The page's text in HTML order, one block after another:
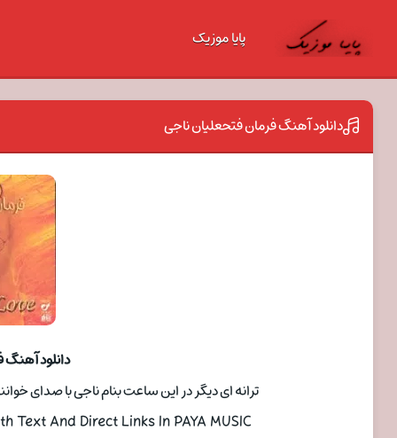
پایا موزیک
دانلود آهنگ فرمان فتحعلیان ناجی
دانلود
ترانه ای دیگر در این ساعت بنام ناجی با صدای خواننده فرمان
Text And Direct Links In PAYA MUSIC